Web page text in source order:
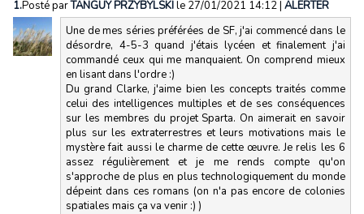
1.Posté parTANGUY PRZYBYLSKIle 27/01/2021 14:12 | ALERTER
Une de mes séries préférées de SF, j'ai commencé dans le
désordre, 4-5-3 quand j'étais lycéen et finalement j'ai
commandé ceux qui me manquaient. On comprend mieux
en lisant dans l'ordre :)
Du grand Clarke, j'aime bien les concepts traités comme
celui des intelligences multiples et de ses conséquences
sur les membres du projet Sparta. On aimerait en savoir
plus sur les extraterrestres et leurs motivations mais le
mystère fait aussi le charme de cette œuvre. Je relis les 6
assez régulièrement et je me rends compte qu'on
s'approche de plus en plus technologiquement du monde
dépeint dans ces romans (on n'a pas encore de colonies
spatiales mais ça va venir :) )